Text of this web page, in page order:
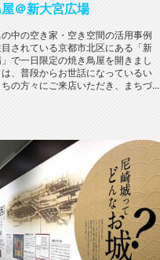
＠新大宮広場
中の空き家・空き空間の活用事例
目されている京都市北区にある「新
で一日限定の焼き鳥屋を開きまし
、普段からお世話になっているい
の方々にご来店いただき、まちづ...